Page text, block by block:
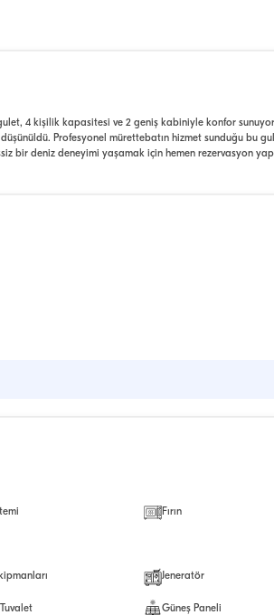
4 kişilik kapasitesi ve 2 geniş kabiniyle konfor
Profesyonel mürettebatın hizmet sunduğu bu
bir deniz deneyimi yaşamak için hemen rezervasyon
Fırın
Jeneratör
Güneş Paneli